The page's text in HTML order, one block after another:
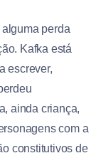
perda
Kafka está
escrever,
ainda criança,
com a
constitutivos de